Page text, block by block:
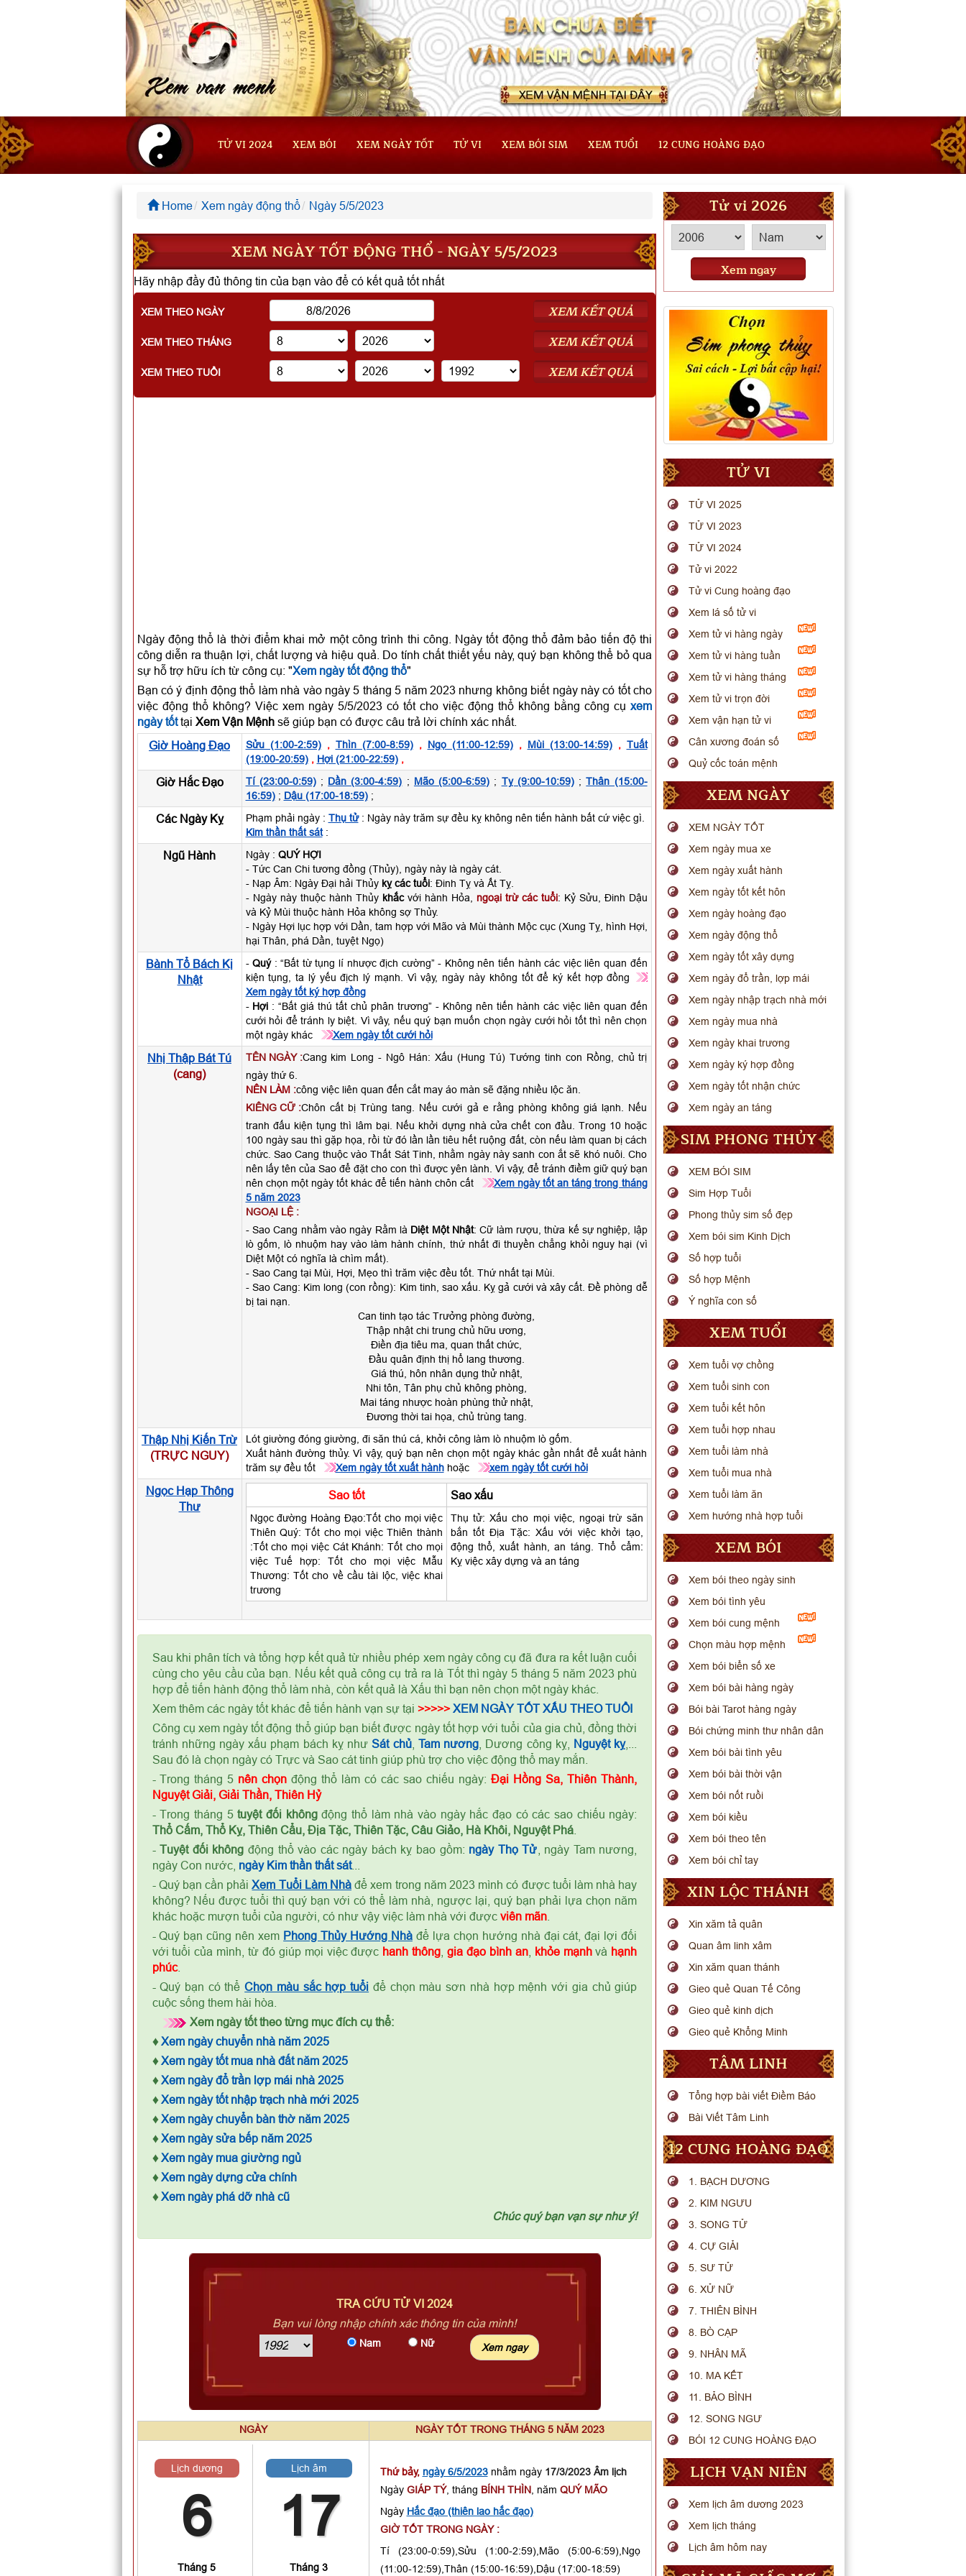
TỬ VI 2024 XEM BÓI XEM NGÀY TỐT TỬ VI XEM BÓI SIM XEM TUỔI 12 CUNG HOÀNG ĐẠO
Home Xem ngày động thổ Ngày 5/5/2023
XEM NGÀY TỐT ĐỘNG THỔ - NGÀY 5/5/2023
Hãy nhập đầy đủ thông tin của bạn vào để có kết quả tốt nhất
XEM THEO NGÀY XEM KẾT QUẢ
XEM THEO THÁNG XEM KẾT QUẢ
XEM THEO TUỔI XEM KẾT QUẢ
Ngày động thổ là thời điểm khai mở một công trình thi công. Ngày tốt động thổ đảm bảo tiến độ thi
công diễn ra thuận lợi, chất lượng và hiệu quả. Do tính chất thiết yếu này, quý bạn không thể bỏ qua
sự hỗ trợ hữu ích từ công cụ: "Xem ngày tốt động thổ"
Bạn có ý định động thổ làm nhà vào ngày 5 tháng 5 năm 2023 nhưng không biết ngày này có tốt cho
việc động thổ không? Việc xem ngày 5/5/2023 có tốt cho việc động thổ không bằng công cụxem
ngày tốttại Xem Vận Mệnhsẽ giúp bạn có được câu trả lời chính xác nhất.
Giờ Hoàng Đạo
Sửu (1:00-2:59), Thìn (7:00-8:59), Ngọ (11:00-12:59), Mùi (13:00-14:59), Tuất
(19:00-20:59), Hợi (21:00-22:59),
Giờ Hắc Đạo Tí (23:00-0:59); Dần (3:00-4:59) ; Mão (5:00-6:59) ; Tỵ (9:00-10:59);Thân (15:00-
16:59); Dậu (17:00-18:59);
Các Ngày Kỵ Phạm phải ngày : Thụ tử: Ngày này trăm sự đều kỵ không nên tiến hành bất cứ việc gì.
Kim thần thất sát:
Ngũ Hành Ngày : QUÝ HỢI
- Tức Can Chi tương đồng (Thủy), ngày này là ngày cát.
- Nạp Âm: Ngày Đại hải Thủy kỵ các tuổi: Đinh Tỵ và Ất Tỵ.
- Ngày này thuộc hành Thủy khắcvới hành Hỏa, ngoại trừ các tuổi: Kỷ Sửu, Đinh Dậu
và Kỷ Mùi thuộc hành Hỏa không sợ Thủy.
- Ngày Hợi lục hợp với Dần, tam hợp với Mão và Mùi thành Mộc cục (Xung Tỵ, hình Hợi,
hại Thân, phá Dần, tuyệt Ngọ)
Bành Tổ Bách Kị
Nhật
-Quý: “Bất từ tụng lí nhược địch cường” - Không nên tiến hành các việc liên quan đến
kiện tụng, ta lý yếu địch lý mạnh. Vì vậy, ngày này không tốt để ký kết hợp đồng
Xem ngày tốt ký hợp đồng
- Hợi : “Bất giá thú tất chủ phân trương” - Không nên tiến hành các việc liên quan đến
cưới hỏi để tránh ly biệt. Vì vây, nếu quý bạn muốn chọn ngày cưới hỏi tốt thì nên chọn
một ngày khác
Xem ngày tốt cưới hỏi
Nhị Thập Bát Tú
(cang)
TÊN NGÀY :Cang kim Long - Ngô Hán: Xấu (Hung Tú) Tướng tinh con Rồng, chủ trị
ngày thứ 6.
NÊN LÀM :công việc liên quan đến cắt may áo màn sẽ đặng nhiều lộc ăn.
KIÊNG CỮ :Chôn cất bị Trùng tang. Nếu cưới gả e rằng phòng không giá lạnh. Nếu
tranh đấu kiện tụng thì lâm bại. Nếu khởi dựng nhà cửa chết con đầu. Trong 10 hoặc
100 ngày sau thì gặp họa, rồi từ đó lần lần tiêu hết ruộng đất, còn nếu làm quan bị cách
chức. Sao Cang thuộc vào Thất Sát Tinh, nhằm ngày này sanh con ắt sẽ khó nuôi. Cho
nên lấy tên của Sao để đặt cho con thì được yên lành. Vì vậy, để tránh điềm giữ quý bạn
nên chọn một ngày tốt khác để tiến hành chôn cất
Xem ngày tốt an táng trong tháng
5 năm 2023
NGOẠI LỆ :
- Sao Cang nhằm vào ngày Rằm là Diệt Một Nhật: Cữ làm rượu, thừa kế sự nghiệp, lập
lò gốm, lò nhuộm hay vào làm hành chính, thứ nhất đi thuyền chẳng khỏi nguy hại (vì
Diệt Một có nghĩa là chìm mất).
- Sao Cang tại Mùi, Hợi, Mẹo thì trăm việc đều tốt. Thứ nhất tại Mùi.
- Sao Cang: Kim long (con rồng): Kim tinh, sao xấu. Kỵ gả cưới và xây cất. Đề phòng dễ
bị tai nạn.
Can tinh tạo tác Trưởng phòng đường,
Thập nhật chi trung chủ hữu ương,
Điền địa tiêu ma, quan thất chức,
Đầu quân định thị hổ lang thương.
Giá thú, hôn nhân dụng thử nhật,
Nhi tôn, Tân phụ chủ không phòng,
Mai táng nhược hoàn phùng thử nhật,
Đương thời tai họa, chủ trùng tang.
Thập Nhị Kiến Trừ
(TRỰC NGUY)
Lót giường đóng giường, đi săn thú cá, khởi công làm lò nhuộm lò gốm.
Xuất hành đường thủy. Vì vậy, quý bạn nên chọn một ngày khác gần nhất để xuất hành
trăm sự đều tốt
Xem ngày tốt xuất hànhhoặc xem ngày tốt cưới hỏi
Ngọc Hạp Thông
Thư
Sao tốt Sao xấu
Ngọc đường Hoàng Đạo:Tốt cho mọi việc
Thiên Quý: Tốt cho mọi việc Thiên thành
:Tốt cho mọi việc Cát Khánh: Tốt cho mọi
việc Tuế hợp: Tốt cho mọi việc Mẫu
Thương: Tốt cho về cầu tài lộc, việc khai
trương
Thụ tử: Xấu cho mọi việc, ngoại trừ săn
bắn tốt Địa Tặc: Xấu với việc khởi tạo,
động thổ, xuất hành, an táng. Thổ cẩm:
Kỵ việc xây dựng và an táng
Sau khi phân tích và tổng hợp kết quả từ nhiều phép xem ngày công cụ đã đưa ra kết luận cuối
cùng cho yêu cầu của bạn. Nếu kết quả công cụ trả ra là Tốt thì ngày 5 tháng 5 năm 2023 phù
hợp để tiến hành động thổ làm nhà, còn kết quả là Xấu thì bạn nên chọn một ngày khác.
Xem thêm các ngày tốt khác để tiến hành vạn sự tại >>>>> XEM NGÀY TỐT XẤU THEO TUỔI
Công cụ xem ngày tốt động thổ giúp bạn biết được ngày tốt hợp với tuổi của gia chủ, đồng thời
tránh những ngày xấu phạm bách kỵ nhưSát chủ, Tam nương , Dương công kỵ, Nguyệt kỵ,...
Sau đó là chọn ngày có Trực và Sao cát tinh giúp phù trợ cho việc động thổ may mắn.
- Trong tháng 5 nên chọn động thổ làm có các sao chiếu ngày:Đại Hồng Sa, Thiên Thành,
Nguyệt Giải, Giải Thần, Thiên Hỷ
- Trong tháng 5tuyệt đối khôngđộng thổ làm nhà vào ngày hắc đạo có các sao chiếu ngày:
Thổ Cấm, Thổ Kỵ, Thiên Cẩu, Địa Tặc, Thiên Tặc, Câu Giảo, Hà Khôi, Nguyệt Phá.
-Tuyệt đối không động thổ vào các ngày bách kỵ bao gồm: ngày Thọ Tử , ngày Tam nương,
ngày Con nước, ngày Kim thần thất sát...
- Quý bạn cần phảiXem Tuổi Làm Nhà để xem trong năm 2023 mình có được tuổi làm nhà hay
không? Nếu được tuổi thì quý bạn với có thể làm nhà, ngược lại, quý bạn phải lựa chọn năm
khác hoặc mượn tuổi của người, có như vậy việc làm nhà với được viên mãn.
- Quý bạn cũng nên xem Phong Thủy Hướng Nhàđể lựa chọn hướng nhà đại cát, đại lợi đối
với tuổi của mình, từ đó giúp mọi việc được hanh thông ,gia đạo bình an, khỏe mạnhvà hạnh
phúc.
- Quý bạn có thểChọn màu sắc hợp tuổi để chọn màu sơn nhà hợp mệnh với gia chủ giúp
cuộc sống them hài hòa.
Xem ngày tốt theo từng mục đích cụ thể:
♦ Xem ngày chuyển nhà năm 2025
♦ Xem ngày tốt mua nhà đất năm 2025
♦ Xem ngày đổ trần lợp mái nhà 2025
♦ Xem ngày tốt nhập trạch nhà mới 2025
♦ Xem ngày chuyển bàn thờ năm 2025
♦ Xem ngày sửa bếp năm 2025
♦ Xem ngày mua giường ngủ
♦ Xem ngày dựng cửa chính
♦ Xem ngày phá dỡ nhà cũ
Chúc quý bạn vạn sự như ý!
TRA CỨU TỬ VI 2024
Bạn vui lòng nhập chính xác thông tin của mình!
Nam Nữ
NGÀY NGÀY TỐT TRONG THÁNG 5 NĂM 2023
Lịch dương
6
Tháng 5
Lịch âm
17
Tháng 3
Thứ bảy, ngày 6/5/2023nhằm ngày 17/3/2023 Âm lịch
Ngày GIÁP TÝ, tháng BÍNH THÌN, năm QUÝ MÃO
Ngày Hắc đạo (thiên lao hắc đạo)
GIỜ TỐT TRONG NGÀY :
Tí (23:00-0:59),Sửu (1:00-2:59),Mão (5:00-6:59),Ngọ
(11:00-12:59),Thân (15:00-16:59),Dậu (17:00-18:59)
Tử vi 2026
Xem ngay
TỬ VI
TỬ VI 2025
TỬ VI 2023
TỬ VI 2024
Tử vi 2022
Tử vi Cung hoàng đạo
Xem lá số tử vi
Xem tử vi hàng ngày
Xem tử vi hàng tuần
Xem tử vi hàng tháng
Xem tử vi trọn đời
Xem vận hạn tử vi
Cân xương đoán số
Quỷ cốc toán mệnh
XEM NGÀY
XEM NGÀY TỐT
Xem ngày mua xe
Xem ngày xuất hành
Xem ngày tốt kết hôn
Xem ngày hoàng đạo
Xem ngày động thổ
Xem ngày tốt xây dựng
Xem ngày đổ trần, lợp mái
Xem ngày nhập trạch nhà mới
Xem ngày mua nhà
Xem ngày khai trương
Xem ngày ký hợp đồng
Xem ngày tốt nhận chức
Xem ngày an táng
SIM PHONG THỦY
XEM BÓI SIM
Sim Hợp Tuổi
Phong thủy sim số đẹp
Xem bói sim Kinh Dịch
Số hợp tuổi
Số hợp Mệnh
Ý nghĩa con số
XEM TUỔI
Xem tuổi vợ chồng
Xem tuổi sinh con
Xem tuổi kết hôn
Xem tuổi hợp nhau
Xem tuổi làm nhà
Xem tuổi mua nhà
Xem tuổi làm ăn
Xem hướng nhà hợp tuổi
XEM BÓI
Xem bói theo ngày sinh
Xem bói tình yêu
Xem bói cung mệnh
Chọn màu hợp mệnh
Xem bói biển số xe
Xem bói bài hàng ngày
Bói bài Tarot hàng ngày
Bói chứng minh thư nhân dân
Xem bói bài tình yêu
Xem bói bài thời vận
Xem bói nốt ruồi
Xem bói kiều
Xem bói theo tên
Xem bói chỉ tay
XIN LỘC THÁNH
Xin xăm tả quân
Quan âm linh xâm
Xin xăm quan thánh
Gieo quẻ Quan Tế Công
Gieo quẻ kinh dịch
Gieo quẻ Khổng Minh
TÂM LINH
Tổng hợp bài viết Điềm Báo
Bài Viết Tâm Linh
12 CUNG HOÀNG ĐẠO
1. BẠCH DƯƠNG
2. KIM NGƯU
3. SONG TỬ
4. CỰ GIẢI
5. SƯ TỬ
6. XỬ NỮ
7. THIÊN BÌNH
8. BÒ CẠP
9. NHÂN MÃ
10. MA KẾT
11. BẢO BÌNH
12. SONG NGƯ
BÓI 12 CUNG HOÀNG ĐẠO
LỊCH VẠN NIÊN
Xem lịch âm dương 2023
Xem lịch tháng
Lịch âm hôm nay